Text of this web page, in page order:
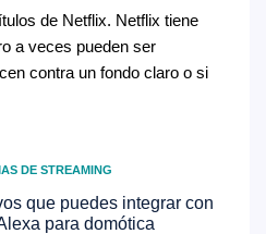
de Netflix. Netflix tiene
a veces pueden ser
contra un fondo claro o si
DE STREAMING
que puedes integrar con
para domótica